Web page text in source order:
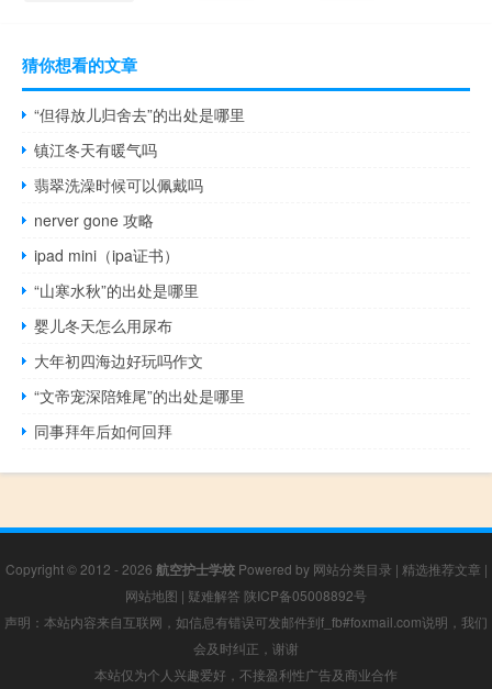
猜你想看的文章
“但得放儿归舍去”的出处是哪里
镇江冬天有暖气吗
翡翠洗澡时候可以佩戴吗
nerver gone 攻略
ipad mini（ipa证书）
“山寒水秋”的出处是哪里
婴儿冬天怎么用尿布
大年初四海边好玩吗作文
“文帝宠深陪雉尾”的出处是哪里
同事拜年后如何回拜
Copyright © 2012 - 2026 航空护士学校Powered by 网站分类目录 | 精选推荐文章 |
网站地图 | 疑难解答 陕ICP备05008892号
声明：本站内容来自互联网，如信息有错误可发邮件到f_fb#foxmail.com说明，我们
会及时纠正，谢谢
本站仅为个人兴趣爱好，不接盈利性广告及商业合作